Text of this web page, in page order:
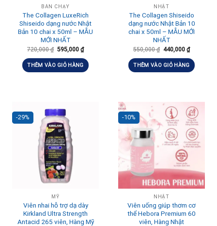
BÁN CHẠY
The Collagen LuxeRich
Shiseido dạng nước Nhật
Bản 10 chai x 50ml – MẪU
MỚI NHẤT
720,000₫ 595,000 ₫
THÊM VÀO GIỎ HÀNG
NHẬT
The Collagen Shiseido
dạng nước Nhật Bản 10
chai x 50ml – MẪU MỚI
NHẤT
550,000₫ 440,000 ₫
THÊM VÀO GIỎ HÀNG
-29%
MỸ
Viên nhai hỗ trợ dạ dày
Kirkland Ultra Strength
Antacid 265 viên, Hàng Mỹ
-10%
NHẬT
Viên uống giúp thơm cơ
thể Hebora Premium 60
viên, Hàng Nhật